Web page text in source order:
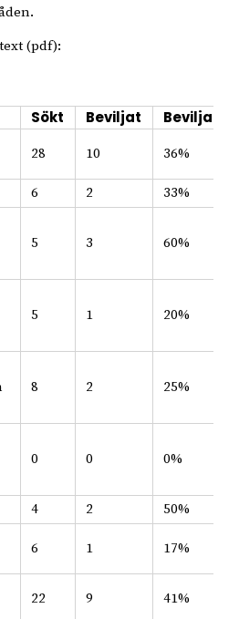
(pdf):
Sökt Beviljat Beviljat i
28 10 36%
6 2
33%
5 3 60%
5 1 20%
8 2 25%
0 0 0%
4 2
50%
6 1 17%
22 9 41%